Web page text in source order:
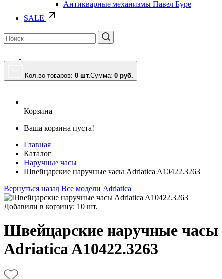
Антикварные механизмы Павел Буре
SALE
Кол.во товаров: 0 шт.Сумма: 0 руб.
Корзина
Ваша корзина пуста!
Главная
Каталог
Наручные часы
Швейцарские наручные часы Adriatica A10422.3263
Вернуться назад Все модели Adriatica
Добавили в корзину: 10 шт.
Швейцарские наручные часы
Adriatica A10422.3263